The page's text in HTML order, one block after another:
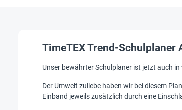
TimeTEX Trend-
Unser bewährter Schulplaner ist jetzt auch in
Der Umwelt zuliebe haben wir bei diesem
Einband jeweils zusätzlich durch eine